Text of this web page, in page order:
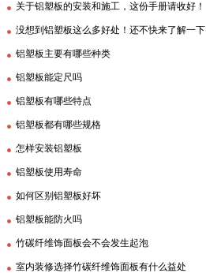
关于铝塑板的安装和施工，这份手册请收好！
没想到铝塑板这么多好处！还不快来了解一下
铝塑板主要有哪些种类
铝塑板能定尺吗
铝塑板有哪些特点
铝塑板都有哪些规格
怎样安装铝塑板
铝塑板使用寿命
如何区别铝塑板好坏
铝塑板能防火吗
竹碳纤维饰面板会不会发生起泡
室内装修选择竹碳纤维饰面板有什么益处